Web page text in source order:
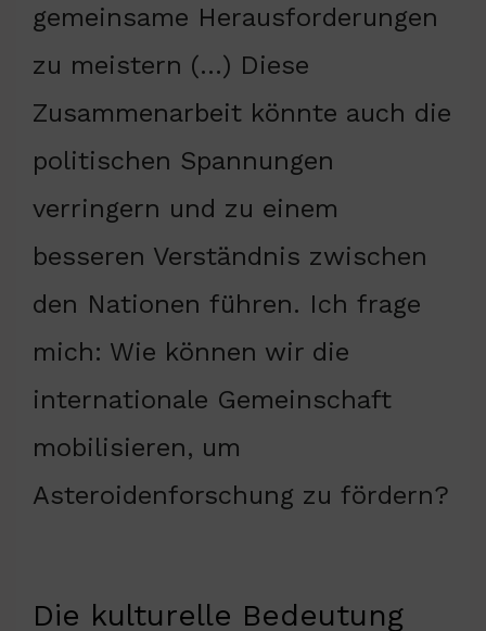
gemeinsame Herausforderungen
zu meistern (…) Diese
Zusammenarbeit könnte auch die
politischen Spannungen
verringern und zu einem
besseren Verständnis zwischen
den Nationen führen. Ich frage
mich: Wie können wir die
internationale Gemeinschaft
mobilisieren, um
Asteroidenforschung zu fördern?
Die kulturelle Bedeutung